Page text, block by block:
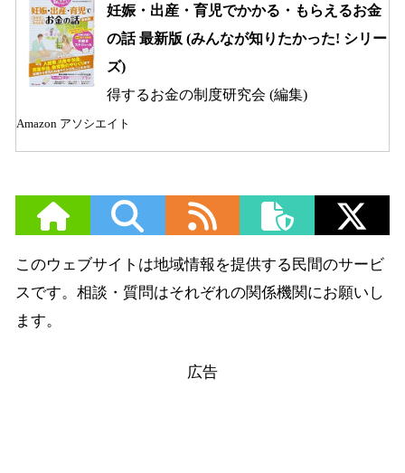
妊娠・出産・育児でかかる・もらえるお金
の話 最新版 (みんなが知りたかった! シリー
ズ)
得するお金の制度研究会 (編集)
Amazon アソシエイト